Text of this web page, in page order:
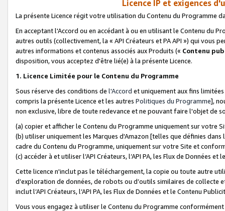
Licence IP et exigences
La présente Licence régit votre utilisation du Contenu du Programme
En acceptant l'Accord ou en accédant à ou en utilisant le Contenu du
autres outils (collectivement, la « API Créateurs et PA API ») qui vous
autres informations et contenus associés aux Produits (« Contenu
disposition, vous acceptez d'être lié(e) à la présente Licence.
1. Licence Limitée pour le Contenu du Programme
Sous réserve des conditions de l'Accord et uniquement aux fins
compris la présente Licence et les autres Politiques du Programme],
non exclusive, libre de toute redevance et ne pouvant faire l'objet de
(a) copier et afficher le Contenu du Programme uniquement sur votre
(b) utiliser uniquement les Marques d'Amazon [telles que définies dans
cadre du Contenu du Programme, uniquement sur votre Site et
(c) accéder à et utiliser l’API Créateurs, l’API PA, les Flux de Données
Cette licence n'inclut pas le téléchargement, la copie ou toute autre
d’exploration de données, de robots ou d’outils similaires de
inclut l’API Créateurs, l’API PA, les Flux de Données et le Contenu
Vous vous engagez à utiliser le Contenu du Programme